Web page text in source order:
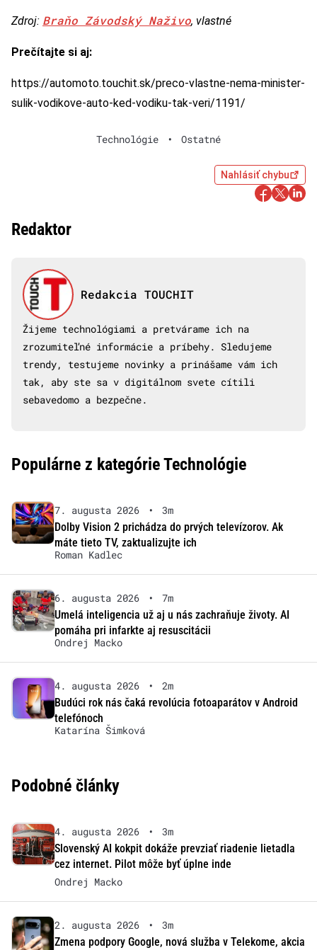
Zdroj: Braňo Závodský Naživo, vlastné
Prečítajte si aj:
https://automoto.touchit.sk/preco-vlastne-nema-minister-
sulik-vodikove-auto-ked-vodiku-tak-veri/1191/
Technológie • Ostatné
Nahlásiť chybu
Redaktor
Redakcia TOUCHIT
Žijeme technológiami a pretvárame ich na
zrozumiteľné informácie a príbehy. Sledujeme
trendy, testujeme novinky a prinášame vám ich
tak, aby ste sa v digitálnom svete cítili
sebavedomo a bezpečne.
Populárne z kategórie Technológie
7. augusta 2026 •
3m
Dolby Vision 2 prichádza do prvých televízorov. Ak
máte tieto TV, zaktualizujte ich
Roman Kadlec
6. augusta 2026 •
7m
Umelá inteligencia už aj u nás zachraňuje životy. AI
pomáha pri infarkte aj resuscitácii
Ondrej Macko
4. augusta 2026 •
2m
Budúci rok nás čaká revolúcia fotoaparátov v Android
telefónoch
Katarína Šimková
Podobné články
4. augusta 2026 •
3m
Slovenský AI kokpit dokáže prevziať riadenie lietadla
cez internet. Pilot môže byť úplne inde
Ondrej Macko
2. augusta 2026 •
3m
Zmena podpory Google, nová služba v Telekome, akcia